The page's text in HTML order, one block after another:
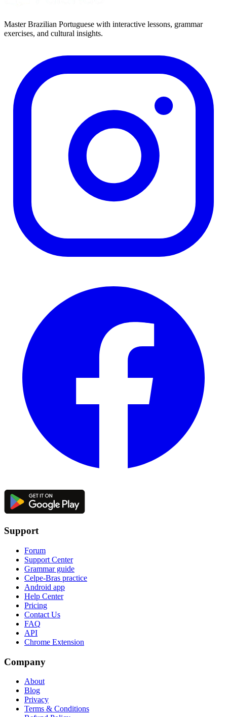
Master Brazilian Portuguese with interactive lessons, grammar
exercises, and cultural insights.
Support
Forum
Support Center
Grammar guide
Celpe-Bras practice
Android app
Help Center
Pricing
Contact Us
FAQ
API
Chrome Extension
Company
About
Blog
Privacy
Terms & Conditions